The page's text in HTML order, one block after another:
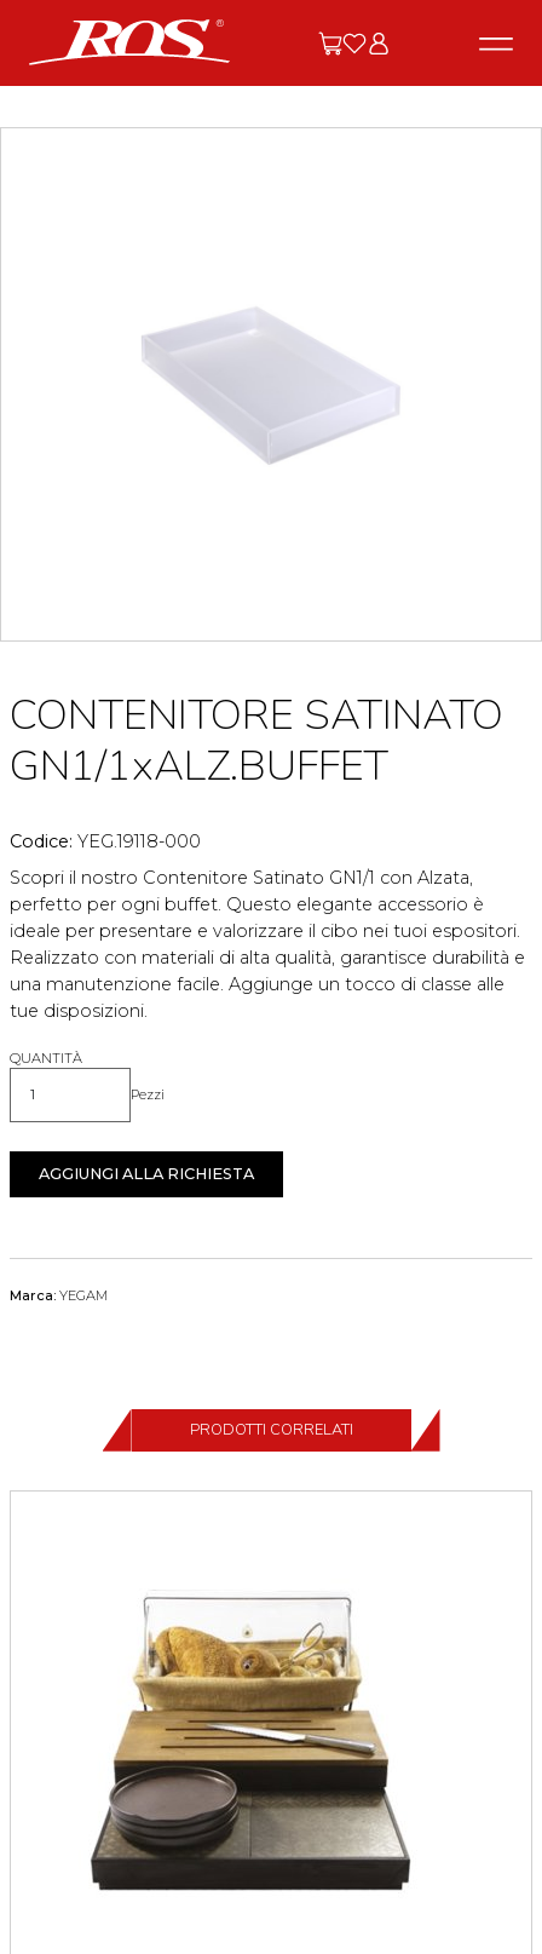
CONTENITORE SATINATO
GN1/1xALZ.BUFFET
Codice: YEG.19118-000
Scopri il nostro Contenitore Satinato GN1/1 con Alzata,
perfetto per ogni buffet. Questo elegante accessorio è
ideale per presentare e valorizzare il cibo nei tuoi espositori.
Realizzato con materiali di alta qualità, garantisce durabilità e
una manutenzione facile. Aggiunge un tocco di classe alle
tue disposizioni.
QUANTITÀ
Quantità Pezzi
AGGIUNGI ALLA RICHIESTA
Marca: YEGAM
PRODOTTI CORRELATI